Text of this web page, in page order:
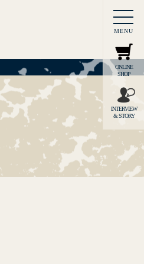
MENU
ONLINE
SHOP
INTERVIEW
& STORY